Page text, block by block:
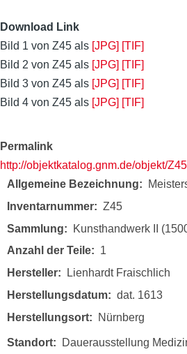
Download Link
Bild 1 von Z45 als [JPG] [TIF]
Bild 2 von Z45 als [JPG] [TIF]
Bild 3 von Z45 als [JPG] [TIF]
Bild 4 von Z45 als [JPG] [TIF]
Permalink
http://objektkatalog.gnm.de/objekt/Z45
Allgemeine Bezeichnung
Inventarnummer
Z45
Sammlung
Kunsthandwerk II
Anzahl der Teile
1
Hersteller
Lienhardt Fraischlich
Herstellungsdatum
dat. 1613
Herstellungsort
Nürnberg
Standort
Dauerausstellung